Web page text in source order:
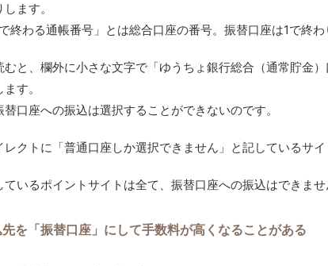
ます。
終わる通帳番号」とは総合口座の番号。振替口座は1で終わ
むと、欄外に小さな文字で「ゆうちょ銀行総合（通常貯金
す。
口座への振込は選択することができないのです。
レクトに「普通口座しか選択できません」と記しているサイ
ているポイントサイトは全て、振替口座への振込はできませ
を「振替口座」にして手数料が高くなることがある